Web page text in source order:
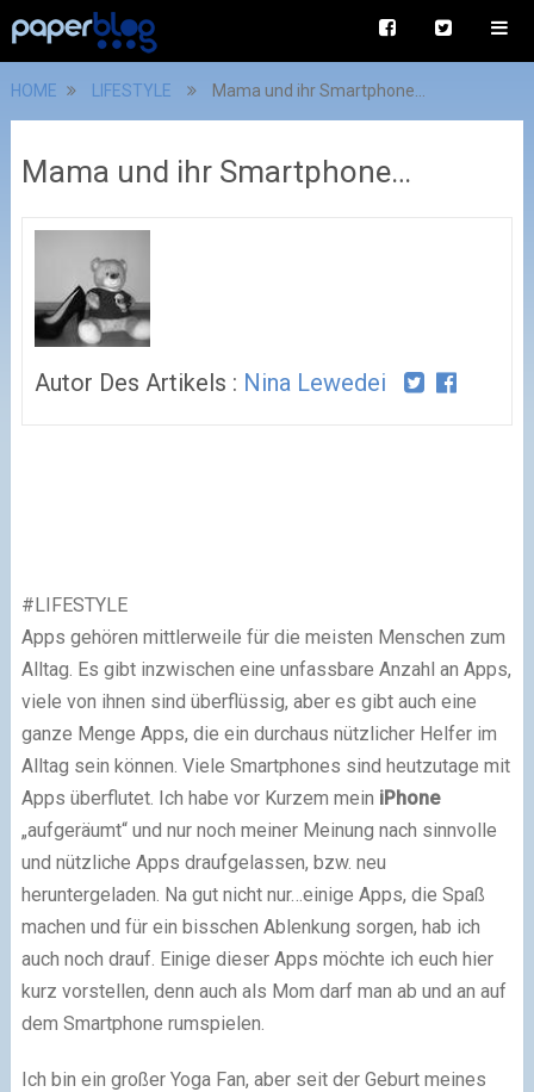
HOME LIFESTYLE Mama und ihr Smartphone…
Mama und ihr Smartphone…
Autor Des Artikels : Nina Lewedei
#LIFESTYLE
Apps gehören mittlerweile für die meisten Menschen zum
Alltag. Es gibt inzwischen eine unfassbare Anzahl an Apps,
viele von ihnen sind überflüssig, aber es gibt auch eine
ganze Menge Apps, die ein durchaus nützlicher Helfer im
Alltag sein können. Viele Smartphones sind heutzutage mit
Apps überflutet. Ich habe vor Kurzem mein iPhone
„aufgeräumt“ und nur noch meiner Meinung nach sinnvolle
und nützliche Apps draufgelassen, bzw. neu
heruntergeladen. Na gut nicht nur…einige Apps, die Spaß
machen und für ein bisschen Ablenkung sorgen, hab ich
auch noch drauf. Einige dieser Apps möchte ich euch hier
kurz vorstellen, denn auch als Mom darf man ab und an auf
dem Smartphone rumspielen.
Ich bin ein großer Yoga Fan, aber seit der Geburt meines